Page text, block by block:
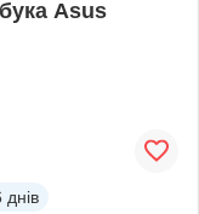
Asus
днів